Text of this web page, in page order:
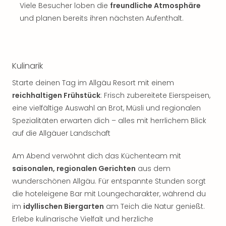
Viele Besucher loben die freundliche Atmosphäre
und planen bereits ihren nächsten Aufenthalt.
Kulinarik
Starte deinen Tag im Allgäu Resort mit einem
reichhaltigen Frühstück: Frisch zubereitete Eierspeisen,
eine vielfältige Auswahl an Brot, Müsli und regionalen
Spezialitäten erwarten dich – alles mit herrlichem Blick
auf die Allgäuer Landschaft
Am Abend verwöhnt dich das Küchenteam mit
saisonalen, regionalen Gerichten aus dem
wunderschönen Allgäu. Für entspannte Stunden sorgt
die hoteleigene Bar mit Loungecharakter, während du
im idyllischen Biergarten am Teich die Natur genießt.
Erlebe kulinarische Vielfalt und herzliche